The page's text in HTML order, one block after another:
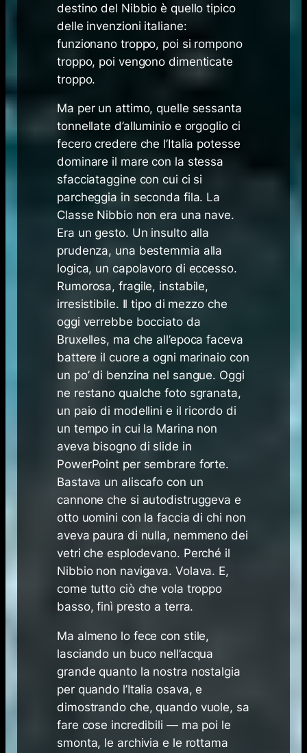
destino del Nibbio è quello tipico
delle invenzioni italiane:
funzionano troppo, poi si rompono
troppo, poi vengono dimenticate
troppo.
Ma per un attimo, quelle sessanta
tonnellate d’alluminio e orgoglio ci
fecero credere che l’Italia potesse
dominare il mare con la stessa
sfacciataggine con cui ci si
parcheggia in seconda fila. La
Classe Nibbio non era una nave.
Era un gesto. Un insulto alla
prudenza, una bestemmia alla
logica, un capolavoro di eccesso.
Rumorosa, fragile, instabile,
irresistibile. Il tipo di mezzo che
oggi verrebbe bocciato da
Bruxelles, ma che all’epoca faceva
battere il cuore a ogni marinaio con
un po’ di benzina nel sangue. Oggi
ne restano qualche foto sgranata,
un paio di modellini e il ricordo di
un tempo in cui la Marina non
aveva bisogno di slide in
PowerPoint per sembrare forte.
Bastava un aliscafo con un
cannone che si autodistruggeva e
otto uomini con la faccia di chi non
aveva paura di nulla, nemmeno dei
vetri che esplodevano. Perché il
Nibbio non navigava. Volava. E,
come tutto ciò che vola troppo
basso, finì presto a terra.
Ma almeno lo fece con stile,
lasciando un buco nell’acqua
grande quanto la nostra nostalgia
per quando l’Italia osava, e
dimostrando che, quando vuole, sa
fare cose incredibili — ma poi le
smonta, le archivia e le rottama